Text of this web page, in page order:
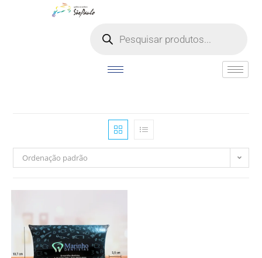
Ordenação padrão